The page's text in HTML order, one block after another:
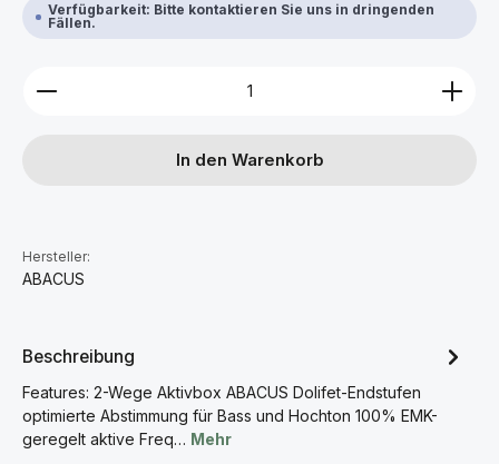
Verfügbarkeit: Bitte kontaktieren Sie uns in dringenden
Fällen.
Produkt Anzahl: Gib den gewünschten Wert ein
In den Warenkorb
Hersteller:
ABACUS
Beschreibung
Features: 2-Wege Aktivbox ABACUS Dolifet-Endstufen
optimierte Abstimmung für Bass und Hochton 100% EMK-
geregelt aktive Freq… Mehr